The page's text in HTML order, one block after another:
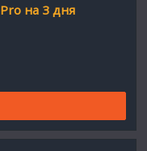
на 3 дня